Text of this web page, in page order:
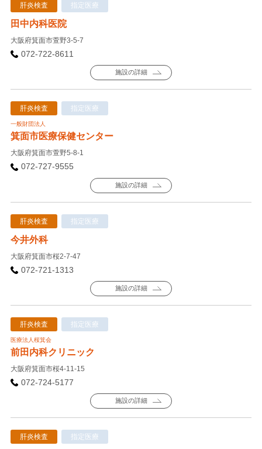
肝炎検査 指定医療
田中内科医院
大阪府箕面市萱野3-5-7
072-722-8611
施設の詳細
肝炎検査 指定医療
一般財団法人
箕面市医療保健センター
大阪府箕面市萱野5-8-1
072-727-9555
施設の詳細
肝炎検査 指定医療
今井外科
大阪府箕面市桜2-7-47
072-721-1313
施設の詳細
肝炎検査 指定医療
医療法人桜箕会
前田内科クリニック
大阪府箕面市桜4-11-15
072-724-5177
施設の詳細
肝炎検査 指定医療